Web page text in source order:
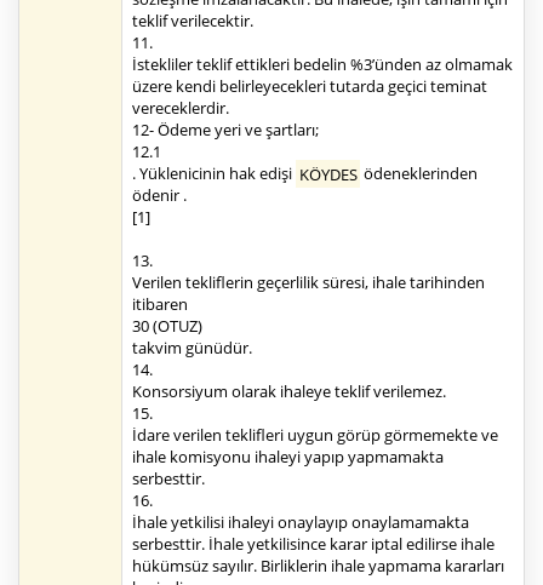
teklif verilecektir.
11.
İstekliler teklif ettikleri bedelin %3’ünden az olmamak
üzere kendi belirleyecekleri tutarda geçici teminat
vereceklerdir.
12- Ödeme yeri ve şartları;
12.1
. Yüklenicinin hak edişi KÖYDES ödeneklerinden
ödenir .
[1]
13.
Verilen tekliflerin geçerlilik süresi, ihale tarihinden
itibaren
30 (OTUZ)
takvim günüdür.
14.
Konsorsiyum olarak ihaleye teklif verilemez.
15.
İdare verilen teklifleri uygun görüp görmemekte ve
ihale komisyonu ihaleyi yapıp yapmamakta
serbesttir.
16.
İhale yetkilisi ihaleyi onaylayıp onaylamamakta
serbesttir. İhale yetkilisince karar iptal edilirse ihale
hükümsüz sayılır. Birliklerin ihale yapmama kararları